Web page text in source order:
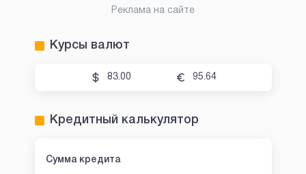
Реклама на сайте
Курсы валют
83.00 95.64
Кредитный калькулятор
Сумма кредита